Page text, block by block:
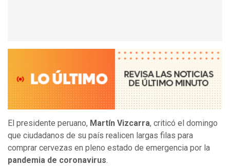
El presidente peruano, Martín Vizcarra, criticó el domingo
que ciudadanos de su país realicen largas filas para
comprar cervezas en pleno estado de emergencia por la
pandemia de coronavirus.